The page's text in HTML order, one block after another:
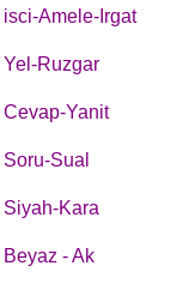
isci-Amele-Irgat
Yel-Ruzgar
Cevap-Yanit
Soru-Sual
Siyah-Kara
Beyaz - Ak